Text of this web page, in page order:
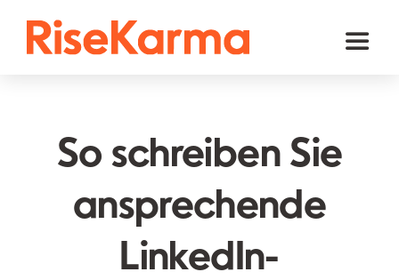
Toggle
TikTok
Youtube
So schreiben Sie
ansprechende
LinkedIn-